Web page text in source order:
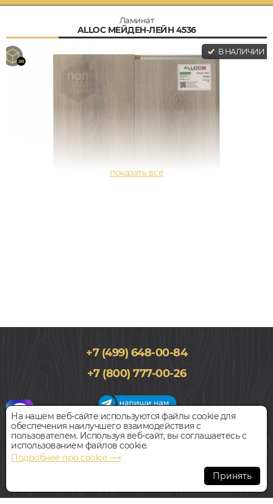
Ламинат
ALLOC МЕЙДЕН-ЛЕЙН 4536
В НАЛИЧИИ
241x2410, 12,3мм
34 класс, Дуб, Однополосный, Влагостойкий
Цена за 1 м² 6 190руб.
БЫСТРЫЙ ЗАКАЗ КУПИТЬ
+7 (499) 648-00-84
+7 (800) 777-00-26
График работы салона
Пн-Вс с 09:00 до 21:00
Наш адрес:127018, г. Москва,
ул.Складочная, д.1, строение 9
На нашем веб-сайте используются файлы cookie для
обеспечения наилучшего взаимодействия с
пользователем. Используя веб-сайт, вы соглашаетесь с
использованием файлов cookie.
Подробнее про cookie ⟶
Принять